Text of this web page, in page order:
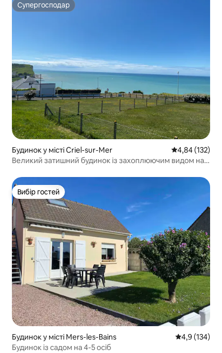
Супергосподар
Супергосподар
Будинок у місті Criel-sur-Mer Середня
4,84 (132)
Великий затишний будинок із захоплюючим видом на
Вибір гостей
Вибір гостей
Будинок у місті Mers-les-Bains Середня
4,9 (134)
Будинок із садом на 4-5 осіб